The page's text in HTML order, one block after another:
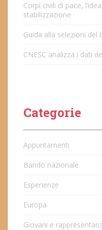
Corpi civili di pace,
stabilizzazione
Guida alla selezioni del
CNESC analizza i dati
Categorie
Appuntamenti
Bando nazionale
Esperienze
Europa
Giovani e